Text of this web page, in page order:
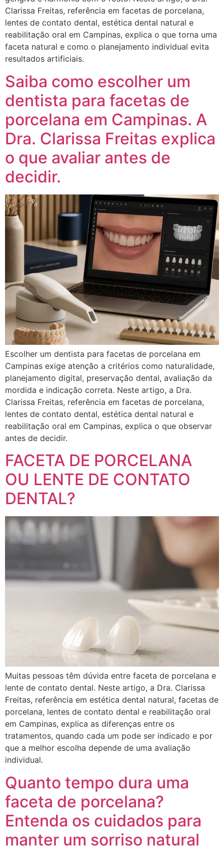
Clarissa Freitas, referência em facetas de porcelana,
lentes de contato dental, estética dental natural e
reabilitação oral em Campinas, explica o que torna uma
faceta natural e como o planejamento individual evita
resultados artificiais.
Saiba como escolher um
dentista para facetas de
porcelana em Campinas. A
Dra. Clarissa Freitas explica
o que avaliar antes de
decidir.
Escolher um dentista para facetas de porcelana em
Campinas exige atenção a critérios como naturalidade,
planejamento digital, preservação dental, avaliação da
mordida e indicação correta. Neste artigo, a Dra.
Clarissa Freitas, referência em facetas de porcelana,
lentes de contato dental, estética dental natural e
reabilitação oral em Campinas, explica o que observar
antes de decidir.
FACETA DE PORCELANA
OU LENTE DE CONTATO
DENTAL?
Muitas pessoas têm dúvida entre faceta de porcelana e
lente de contato dental. Neste artigo, a Dra. Clarissa
Freitas, referência em estética dental natural, facetas de
porcelana, lentes de contato dental e reabilitação oral
em Campinas, explica as diferenças entre os
tratamentos, quando cada um pode ser indicado e por
que a melhor escolha depende de uma avaliação
individual.
Quanto tempo dura uma
faceta de porcelana?
Entenda os cuidados para
manter um sorriso natural